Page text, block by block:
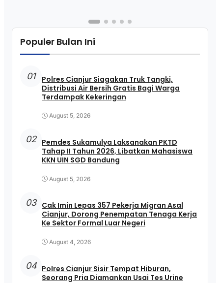
Populer Bulan Ini
01
Polres Cianjur Siagakan Truk Tangki,
Distribusi Air Bersih Gratis Bagi Warga
Terdampak Kekeringan
August 5, 2026
02 Pemdes Sukamulya Laksanakan PKTD
Tahap II Tahun 2026, Libatkan Mahasiswa
KKN UIN SGD Bandung
August 5, 2026
03 Cak Imin Lepas 357 Pekerja Migran Asal
Cianjur, Dorong Penempatan Tenaga Kerja
Ke Sektor Formal Luar Negeri
August 4, 2026
04 Polres Cianjur Sisir Tempat Hiburan,
Seorang Pria Diamankan Usai Tes Urine